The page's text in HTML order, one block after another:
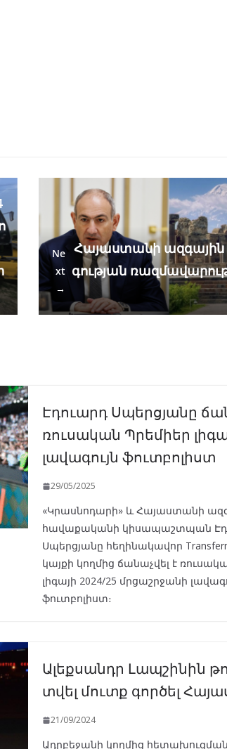
Ne
xt
→
Հայաստանի
գության
Էդուարդ Սպերցյանը
ռուսական Պրեմիեր
լավագույն ֆուտբոլիստ
29/05/2025
«Կրասնոդարի» և Հայաստանի
հավաքականի կիսապաշտպան
Սպերցյանը հեղինակավոր
կայքի կողմից ճանաչվել է
լիգայի 2024/25 մրցաշրջանի
ֆուտբոլիստ։
Ալեքսանդր Լապշինին
տվել մուտք գործել
21/09/2024
Ադրբեջանի կողմից